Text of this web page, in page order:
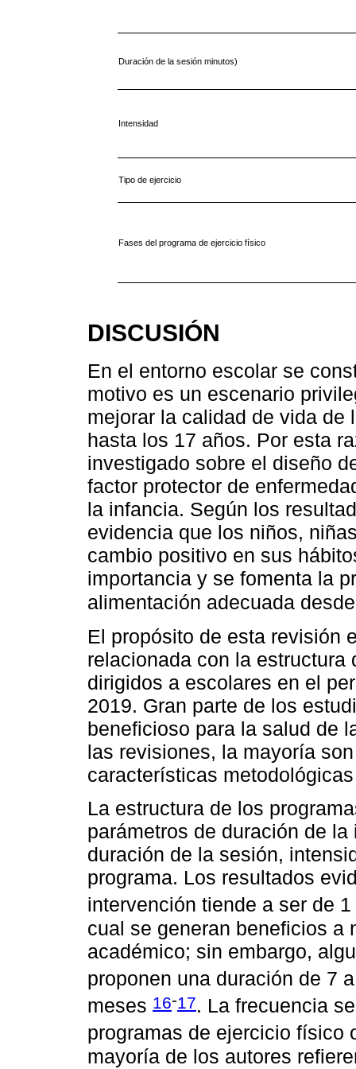
Duración de la sesión minutos)
Intensidad
Tipo de ejercicio
Fases del programa de ejercicio físico
DISCUSIÓN
En el entorno escolar se
motivo es un escenario
mejorar la calidad de vida
hasta los 17 años. Por esta
investigado sobre el diseño
factor protector de
la infancia. Según los
evidencia que los niños,
cambio positivo en sus
importancia y se fomenta la
alimentación adecuada
El propósito de esta revisión
relacionada con la
dirigidos a escolares en el
2019. Gran parte de los
beneficioso para la salud de
las revisiones, la mayoría
características
La estructura de los
parámetros de duración de
duración de la sesión,
programa. Los resultados
intervención tiende a ser de
cual se generan beneficios
académico; sin embargo,
proponen una duración de 7
meses 16-17. La frecuencia
programas de ejercicio físico
mayoría de los autores